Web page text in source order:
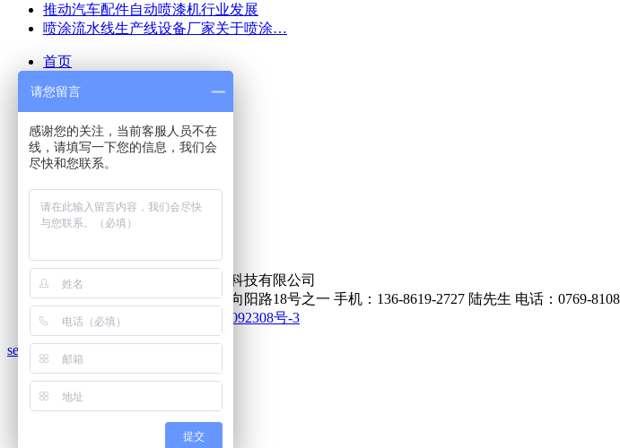
推动汽车配件自动喷漆机行业发展
喷涂流水线生产线设备厂家关于喷涂…
首页
关于蓝威
产品展示
实力展示
客户案例
新闻动态
人才招聘
现场实拍
联系我们
版权所有：东莞市蓝威自动化科技有限公司
公司地址：东莞市桥头镇田新向阳路18号之一 手机：136-8619-2727 陆先生 电话：0769-
技术支持:光龙网络 粤ICP备15092308号-3
services
工程咨询
技术咨询
请您留言
感谢您的关注，当前客服人员不在
线，请填写一下您的信息，我们会
尽快和您联系。
提交